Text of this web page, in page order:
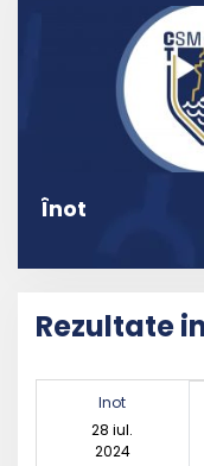
Înot
Rezultate
Inot
28 iul.
2024